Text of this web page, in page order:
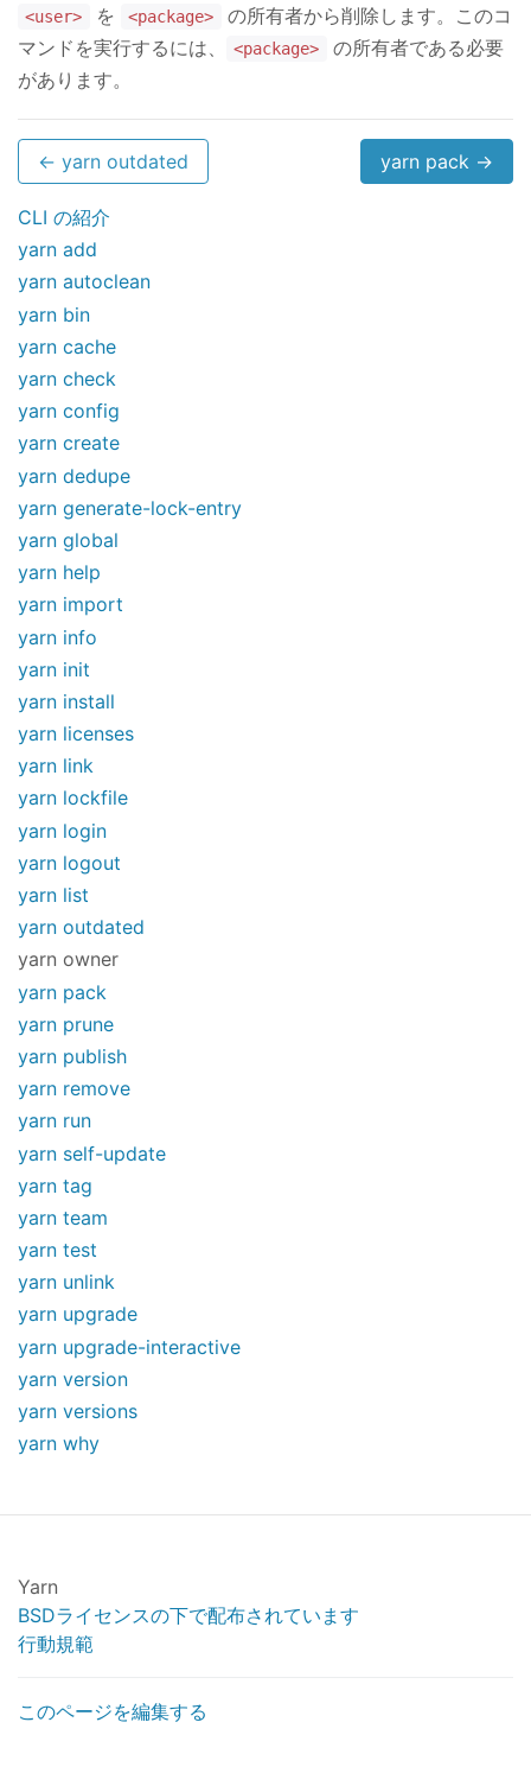
<user> を <package>
の所有者から削除します。このコ
マンドを実行するには、
<package>
の所有者である必要
があります。
← yarn outdated yarn pack →
CLI の紹介
yarn add
yarn autoclean
yarn bin
yarn cache
yarn check
yarn config
yarn create
yarn dedupe
yarn generate-lock-entry
yarn global
yarn help
yarn import
yarn info
yarn init
yarn install
yarn licenses
yarn link
yarn lockfile
yarn login
yarn logout
yarn list
yarn outdated
yarn owner
yarn pack
yarn prune
yarn publish
yarn remove
yarn run
yarn self-update
yarn tag
yarn team
yarn test
yarn unlink
yarn upgrade
yarn upgrade-interactive
yarn version
yarn versions
yarn why
Yarn
BSDライセンスの下で配布されています
行動規範
このページを編集する